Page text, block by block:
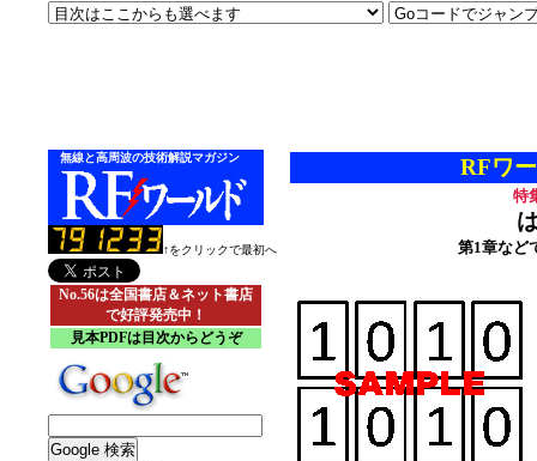
無線と高周波の技術解説マガジン
↑をクリックで最初へ
No.56は全国書店＆ネット書店
で好評発売中！
見本PDFは目次からどうぞ
RFワ
特
第1章など